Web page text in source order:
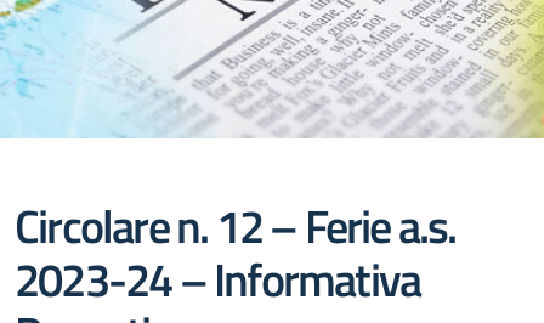
Circolare n. 12 – Ferie a.s.
2023-24 – Informativa